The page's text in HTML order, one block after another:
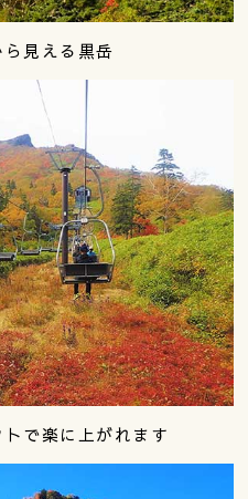
ら見える黒岳
で楽に上がれます